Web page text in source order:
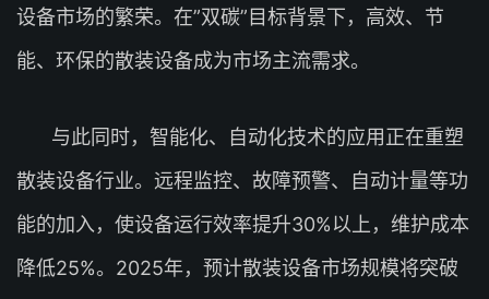
设备市场的繁荣。在”双碳”目标背景下，高效、节
能、环保的散装设备成为市场主流需求。
与此同时，智能化、自动化技术的应用正在重塑
散装设备行业。远程监控、故障预警、自动计量等功
能的加入，使设备运行效率提升30%以上，维护成本
降低25%。2025年，预计散装设备市场规模将突破